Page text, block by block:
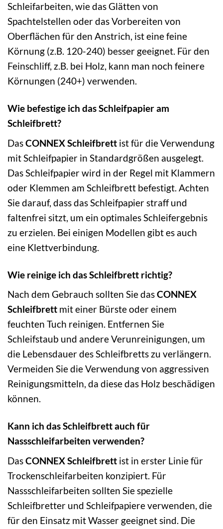
Schleifarbeiten, wie das Glätten von
Spachtelstellen oder das Vorbereiten von
Oberflächen für den Anstrich, ist eine feine
Körnung (z.B. 120-240) besser geeignet. Für den
Feinschliff, z.B. bei Holz, kann man noch feinere
Körnungen (240+) verwenden.
Wie befestige ich das Schleifpapier am
Schleifbrett?
DasCONNEX Schleifbrett ist für die Verwendung
mit Schleifpapier in Standardgrößen ausgelegt.
Das Schleifpapier wird in der Regel mit Klammern
oder Klemmen am Schleifbrett befestigt. Achten
Sie darauf, dass das Schleifpapier straff und
faltenfrei sitzt, um ein optimales Schleifergebnis
zu erzielen. Bei einigen Modellen gibt es auch
eine Klettverbindung.
Wie reinige ich das Schleifbrett richtig?
Nach dem Gebrauch sollten Sie dasCONNEX
Schleifbrett mit einer Bürste oder einem
feuchten Tuch reinigen. Entfernen Sie
Schleifstaub und andere Verunreinigungen, um
die Lebensdauer des Schleifbretts zu verlängern.
Vermeiden Sie die Verwendung von aggressiven
Reinigungsmitteln, da diese das Holz beschädigen
können.
Kann ich das Schleifbrett auch für
Nassschleifarbeiten verwenden?
DasCONNEX Schleifbrett ist in erster Linie für
Trockenschleifarbeiten konzipiert. Für
Nassschleifarbeiten sollten Sie spezielle
Schleifbretter und Schleifpapiere verwenden, die
für den Einsatz mit Wasser geeignet sind. Die